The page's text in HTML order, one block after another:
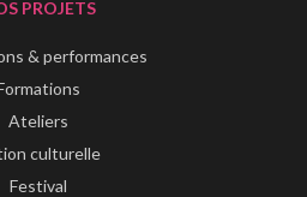
PROJETS
& performances
Ateliers
culturelle
Festival